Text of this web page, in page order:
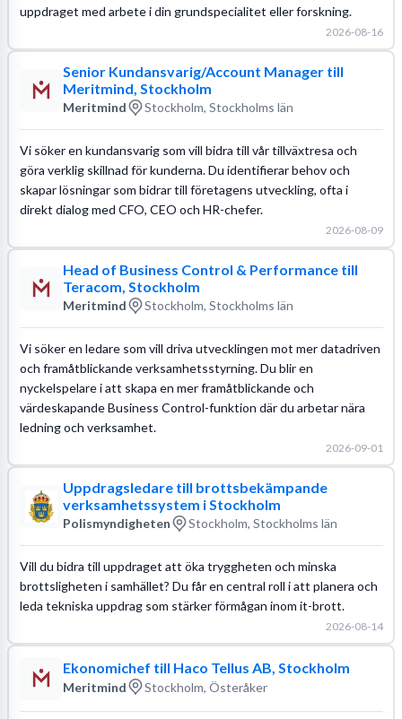
uppdraget med arbete i din grundspecialitet eller forskning.
2026-08-16
Senior Kundansvarig/Account Manager till
Meritmind, Stockholm
Meritmind Stockholm, Stockholms län
Vi söker en kundansvarig som vill bidra till vår tillväxtresa och
göra verklig skillnad för kunderna. Du identifierar behov och
skapar lösningar som bidrar till företagens utveckling, ofta i
direkt dialog med CFO, CEO och HR-chefer.
2026-08-09
Head of Business Control & Performance till
Teracom, Stockholm
Meritmind Stockholm, Stockholms län
Vi söker en ledare som vill driva utvecklingen mot mer datadriven
och framåtblickande verksamhetsstyrning. Du blir en
nyckelspelare i att skapa en mer framåtblickande och
värdeskapande Business Control-funktion där du arbetar nära
ledning och verksamhet.
2026-09-01
Uppdragsledare till brottsbekämpande
verksamhetssystem i Stockholm
Polismyndigheten Stockholm, Stockholms län
Vill du bidra till uppdraget att öka tryggheten och minska
brottsligheten i samhället? Du får en central roll i att planera och
leda tekniska uppdrag som stärker förmågan inom it-brott.
2026-08-14
Ekonomichef till Haco Tellus AB, Stockholm
Meritmind Stockholm, Österåker